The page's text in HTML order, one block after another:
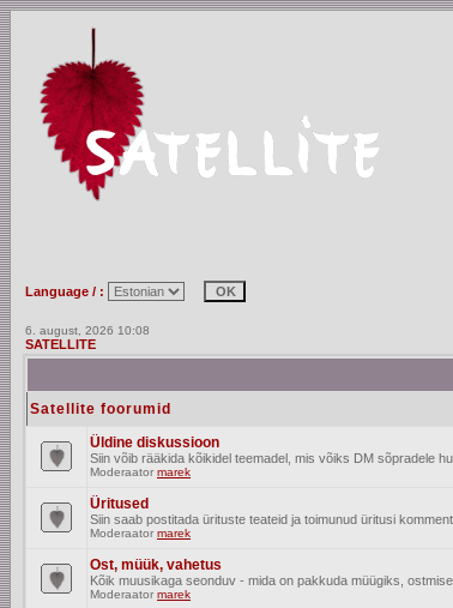
Language / :
6. august, 2026 10:08
SATELLITE
Satellite foorumid
Üldine diskussioon
Siin võib rääkida kõikidel teemadel, mis võiks DM sõpradele
Moderaator marek
Üritused
Siin saab postitada ürituste teateid ja toimunud üritusi
Moderaator marek
Ost, müük, vahetus
Kõik muusikaga seonduv - mida on pakkuda müügiks,
Moderaator marek